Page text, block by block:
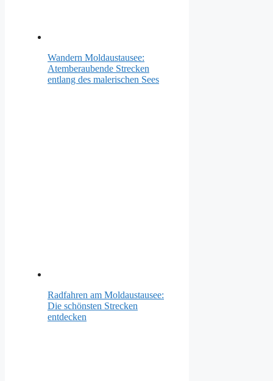
Wandern Moldaustausee:
Atemberaubende Strecken
entlang des malerischen Sees
Radfahren am Moldaustausee:
Die schönsten Strecken
entdecken